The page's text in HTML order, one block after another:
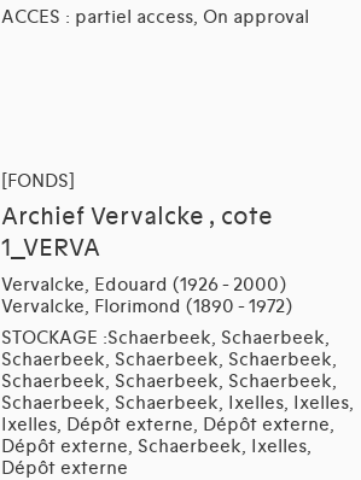
ACCES : partiel access, On approval
[FONDS]
Archief Vervalcke , cote
1_VERVA
Vervalcke, Edouard (1926 - 2000)
Vervalcke, Florimond (1890 - 1972)
STOCKAGE :Schaerbeek, Schaerbeek,
Schaerbeek, Schaerbeek, Schaerbeek,
Schaerbeek, Schaerbeek, Schaerbeek,
Schaerbeek, Schaerbeek, Ixelles, Ixelles,
Ixelles, Dépôt externe, Dépôt externe,
Dépôt externe, Schaerbeek, Ixelles,
Dépôt externe